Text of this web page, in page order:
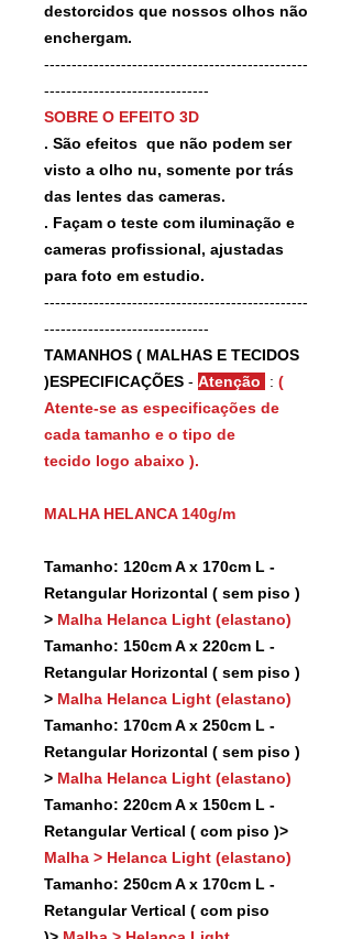
destorcidos que nossos olhos não
enchergam.
------------------------------------------------
------------------------------
SOBRE O EFEITO 3D
. São efeitos que não podem ser
visto a olho nu, somente por trás
das lentes das cameras.
. Façam o teste com iluminação e
cameras profissional, ajustadas
para foto em estudio.
------------------------------------------------
------------------------------
TAMANHOS ( MALHAS E TECIDOS
)ESPECIFICAÇÕES - Atenção : (
Atente-se as especificações de
cada tamanho e o tipo de
tecido logo abaixo ).
MALHA HELANCA 140g/m
Tamanho: 120cm A x 170cm L -
Retangular Horizontal ( sem piso )
> Malha Helanca Light (elastano)
Tamanho: 150cm A x 220cm L -
Retangular Horizontal ( sem piso )
> Malha Helanca Light (elastano)
Tamanho: 170cm A x 250cm L -
Retangular Horizontal ( sem piso )
> Malha Helanca Light (elastano)
Tamanho: 220cm A x 150cm L -
Retangular Vertical ( com piso )>
Malha > Helanca Light (elastano)
Tamanho: 250cm A x 170cm L -
Retangular Vertical ( com piso